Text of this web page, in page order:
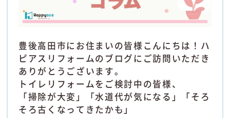
豊後高田市にお住まいの皆様こんにちは！ハ
ピアスリフォームのブログにご訪問いただき
ありがとうございます。
トイレリフォームをご検討中の皆様、
「掃除が大変」「水道代が気になる」「そろ
そろ古くなってきたかも」